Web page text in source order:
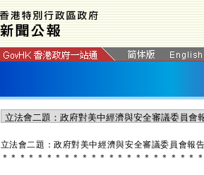
立法會二題：政府對美中經濟與安全審議委員會報
＊ ＊ ＊ ＊ ＊ ＊ ＊ ＊ ＊ ＊ ＊ ＊ ＊ ＊ ＊ ＊ ＊ ＊ ＊ ＊ ＊ ＊ ＊